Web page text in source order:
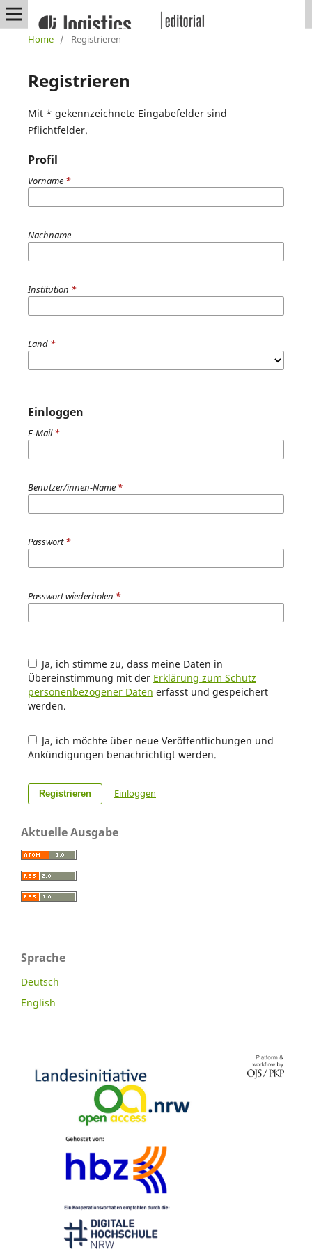
Home / Registrieren
Registrieren
Mit * gekennzeichnete Eingabefelder sind
Pflichtfelder.
Profil
Vorname *
Nachname
Institution *
Land *
Einloggen
E-Mail*
Benutzer/innen-Name *
Passwort*
Passwort wiederholen *
Übereinstimmung mit der Erklärung zum Schutz
personenbezogener Daten erfasst und gespeichert
werden.
Ankündigungen benachrichtigt werden.
Registrieren Einloggen
Aktuelle Ausgabe
Sprache
Deutsch
English